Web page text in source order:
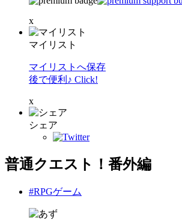
x
マイリスト
マイリストへ保存
後で便利♪ Click!
x
シェア
普通クエスト！番外編
#RPGゲーム